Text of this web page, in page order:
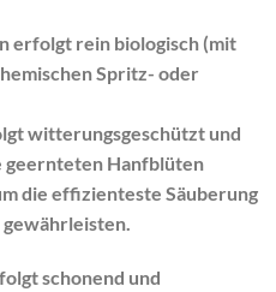
erfolgt rein biologisch (mit
Spritz- oder
witterungsgeschützt und
geernteten Hanfblüten
die effizienteste Säuberung
schonend und